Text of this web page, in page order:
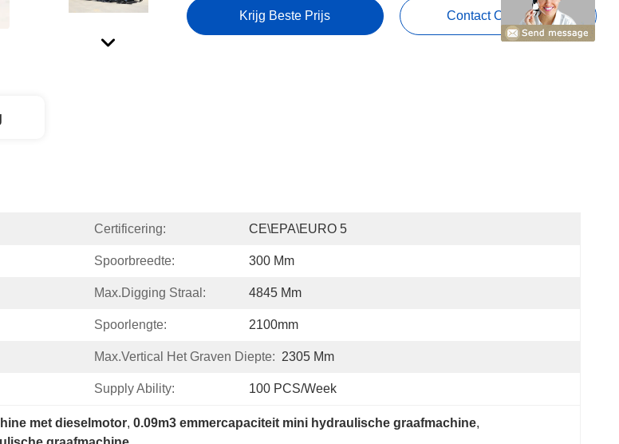
Krijg Beste Prijs Contact Opnemen
Certificering: CE\EPA\EURO 5
Spoorbreedte: 300 Mm
Max.digging Straal: 4845 Mm
Spoorlengte: 2100mm
Max.Vertical Het Graven Diepte: 2305 Mm
Supply Ability: 100 PCS/Week
met dieselmotor, 0.09m3 emmercapaciteit mini hydraulische graafmachine,